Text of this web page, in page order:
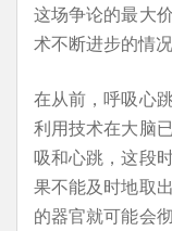
这场争论的最大
术不断进步的情
在从前，呼吸心
利用技术在大脑
吸和心跳，这段
果不能及时地取
的器官就可能会